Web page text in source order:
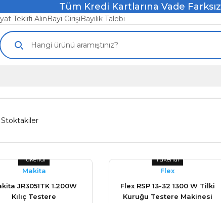
Tüm Kredi Kartlarına Vade Farksız
Teklifi AlınBayi GirişiBayilik Talebi
Stoktakiler
Tükendi
Makita
JR3051TK 1.200W
Kılıç Testere
Tükendi
Flex
Flex RSP 13-32 1300 W Tilki
Kuruğu Testere Makinesi